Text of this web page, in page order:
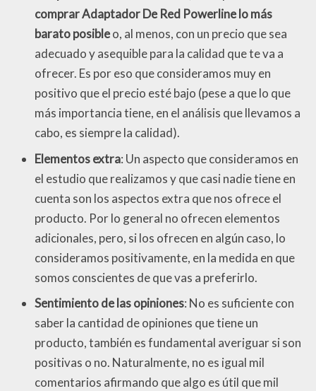
comprar Adaptador De Red Powerline lo más
barato posibleo, al menos, con un precio que sea
adecuado y asequible para la calidad que te va a
ofrecer. Es por eso que consideramos muy en
positivo que el precio esté bajo (pese a que lo que
más importancia tiene, en el análisis que llevamos a
cabo, es siempre la calidad).
Elementos extra: Un aspecto que consideramos en
el estudio que realizamos y que casi nadie tiene en
cuenta son los aspectos extra que nos ofrece el
producto. Por lo general no ofrecen elementos
adicionales, pero, si los ofrecen en algún caso, lo
consideramos positivamente, en la medida en que
somos conscientes de que vas a preferirlo.
Sentimiento de las opiniones: No es suficiente con
saber la cantidad de opiniones que tiene un
producto, también es fundamental averiguar si son
positivas o no. Naturalmente, no es igual mil
comentarios afirmando que algo es útil que mil